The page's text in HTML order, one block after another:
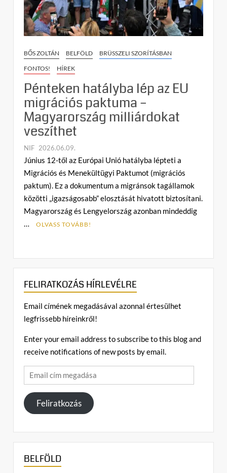
látják
BŐS ZOLTÁN BELFÖLD
BRÜSSZELI SZORÍTÁSBAN
FONTOS!
HÍREK
Pénteken hatályba lép az EU
migrációs paktuma –
Magyarország milliárdokat
veszíthet
NIF 2026.06.09.
h
o
z
z
á
s
s
)
Pénteken
lép
az
EU
migrációs
paktuma
b
j
g
y
Június 12-től az Európai Unió hatályba lépteti a
Migrációs és Menekültügyi Paktumot (migrációs
paktum). Ez a dokumentum a migránsok tagállamok
közötti „igazságosabb” elosztását hivatott biztosítani.
Magyarország és Lengyelország azonban mindeddig
…
OLVASS TOVÁBB!
FELIRATKOZÁS HÍRLEVÉLRE
Email címének megadásával azonnal értesülhet
legfrissebb híreinkről!
Enter your email address to subscribe to this blog and
receive notifications of new posts by email.
Email
cím
megadása
Feliratkozás
BELFÖLD